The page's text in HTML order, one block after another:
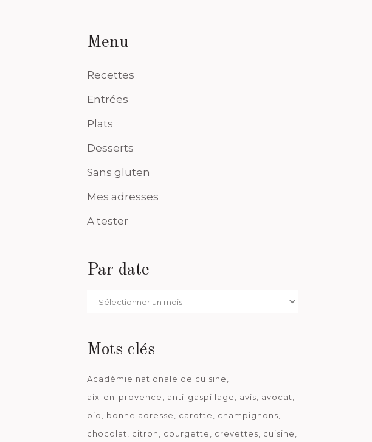
Menu
Recettes
Entrées
Plats
Desserts
Sans gluten
Mes adresses
A tester
Par date
Par
Mots clés
Académie nationale de cuisine
aix-en-provence
anti-gaspillage avis
avocat
bio
bonne adresse carotte
champignons
chocolat
citron courgette crevettes
cuisine